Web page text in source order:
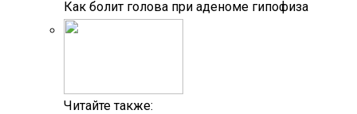
Как болит голова при аденоме гипофиза
Читайте также: